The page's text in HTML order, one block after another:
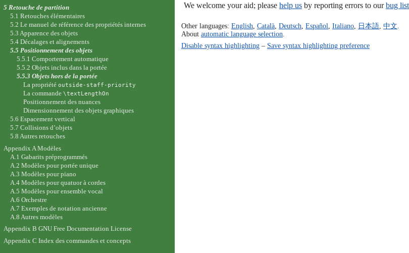
We welcome your aid; please help us by reporting errors to ourbug list
Other languages: English Català, Deutsch Español Italiano, 日本語, 中文
About automatic language selection
Disable syntax highlighting– Save syntax highlighting preference
5 Retouche de partition
5.1 Retouches élémentaires
5.2 Le manuel de référence des propriétés internes
5.3 Apparence des objets
5.4 Décalages et alignements
5.5 Positionnement des objets
5.5.1 Comportement automatique
5.5.2 Objets inclus dans la portée
5.5.3 Objets hors de la portée
La propriétéoutside-staff-priority
La commande\textLengthOn
Positionnement des nuances
Dimensionnement des objets graphiques
5.6 Espacement vertical
5.7 Collisions d’objets
5.8 Autres retouches
Appendix A Modèles
A.1 Gabarits préprogrammés
A.2 Modèles pour portée unique
A.3 Modèles pour piano
A.4 Modèles pour quatuor à cordes
A.5 Modèles pour ensemble vocal
A.6 Orchestre
A.7 Exemples de notation ancienne
A.8 Autres modèles
Appendix B GNU Free Documentation License
Appendix C Index des commandes et concepts